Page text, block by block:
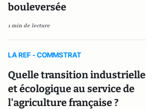
bouleversée
1 min de lecture
LA REF - COMMSTRAT
Quelle transition industrielle
et écologique au service de
l'agriculture française ?